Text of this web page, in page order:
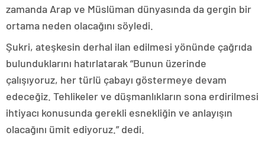
zamanda Arap ve Müslüman dünyasında da gergin bir
ortama neden olacağını söyledi.
Şukri, ateşkesin derhal ilan edilmesi yönünde çağrıda
bulunduklarını hatırlatarak “Bunun üzerinde
çalışıyoruz, her türlü çabayı göstermeye devam
edeceğiz. Tehlikeler ve düşmanlıkların sona erdirilmesi
ihtiyacı konusunda gerekli esnekliğin ve anlayışın
olacağını ümit ediyoruz.” dedi.